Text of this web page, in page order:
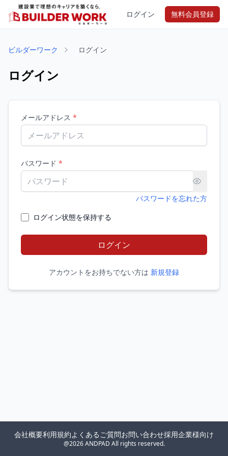
ログイン 無料会員登録
ビルダーワーク ログイン
ログイン
メールアドレス *
パスワード *
パスワードを忘れた方
ログイン状態を保持する
ログイン
アカウントをお持ちでない方は 新規登録
@2026 ANDPAD All rights reserved.
会社概要利用規約よくあるご質問お問い合わせ採用企業様向け